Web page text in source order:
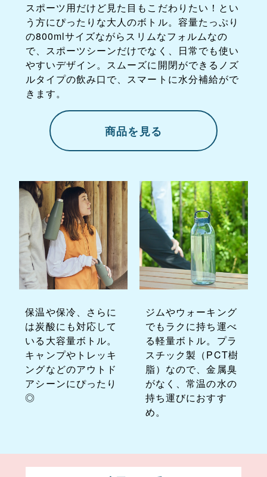
スポーツ用だけど見た目もこだわりたい！とい
う方にぴったりな大人のボトル。容量たっぷり
の800mlサイズながらスリムなフォルムなの
で、スポーツシーンだけでなく、日常でも使い
やすいデザイン。スムーズに開閉ができるノズ
ルタイプの飲み口で、スマートに水分補給がで
きます。
商品を見る
保温や保冷、さらに
は炭酸にも対応して
いる大容量ボトル。
キャンプやトレッキ
ングなどのアウトド
アシーンにぴったり
◎
ジムやウォーキング
でもラクに持ち運べ
る軽量ボトル。プラ
スチック製（PCT樹
脂）なので、金属臭
がなく、常温の水の
持ち運びにおすす
め。